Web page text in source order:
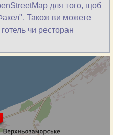
для того, щоб
Також ви можете
чи ресторан